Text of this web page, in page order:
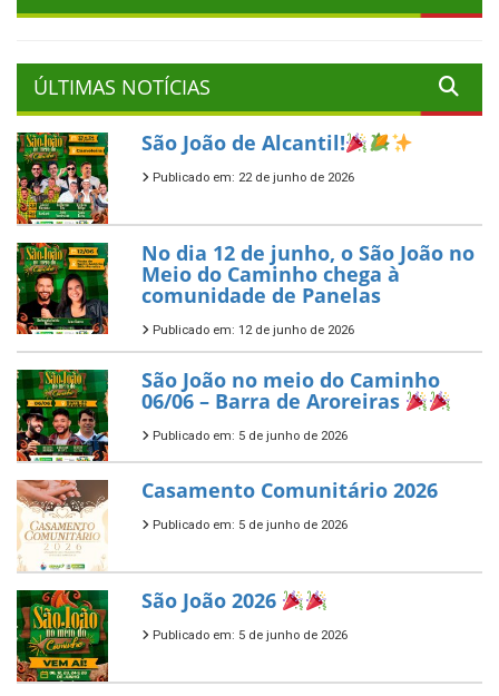
ÚLTIMAS NOTÍCIAS
São João de Alcantil!
Publicado em: 22 de junho de 2026
No dia 12 de junho, o São João no
Meio do Caminho chega à
comunidade de Panelas
Publicado em: 12 de junho de 2026
São João no meio do Caminho
06/06 – Barra de Aroreiras
Publicado em: 5 de junho de 2026
Casamento Comunitário 2026
Publicado em: 5 de junho de 2026
São João 2026
Publicado em: 5 de junho de 2026